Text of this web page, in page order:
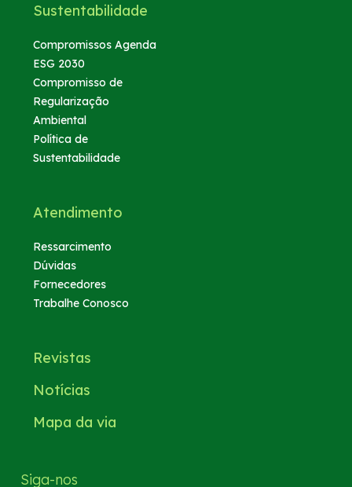
Sustentabilidade
Compromissos Agenda
ESG 2030
Compromisso de
Regularização
Ambiental
Política de
Sustentabilidade
Atendimento
Ressarcimento
Dúvidas
Fornecedores
Trabalhe Conosco
Revistas
Notícias
Mapa da via
Siga-nos